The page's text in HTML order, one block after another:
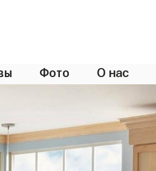
Фото О нас